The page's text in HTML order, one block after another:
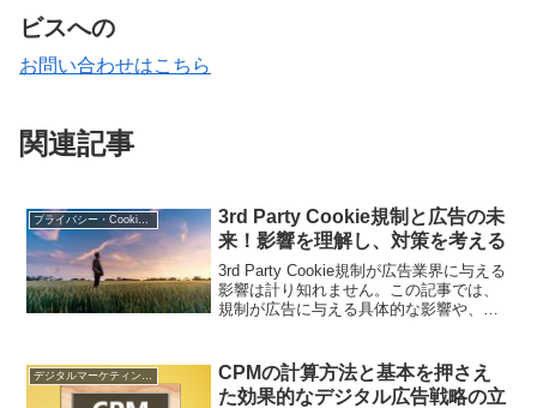
ビスへの
お問い合わせはこちら
関連記事
プライバシー・Cookie規制
3rd Party Cookie規制と広告の未
来！影響を理解し、対策を考える
3rd Party Cookie規制が広告業界に与える
影響は計り知れません。この記事では、
規制が広告に与える具体的な影響や、対
も考察します。
CPMの計算方法と基本を押さえ
た効果的なデジタル広告戦略の立